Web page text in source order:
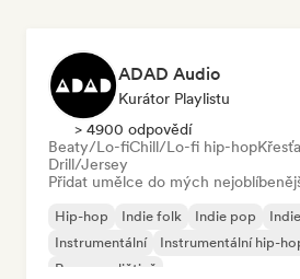
ADAD Audio
Kurátor Playlistu
> 4900 odpovědí
Beaty/Lo-fiChill/Lo-fi hip-hop
Drill/Jersey
Přidat umělce do mých
Hip-hop Indie folk Indie pop
Instrumentální
Instrumentální hip-
Rap v angličtině